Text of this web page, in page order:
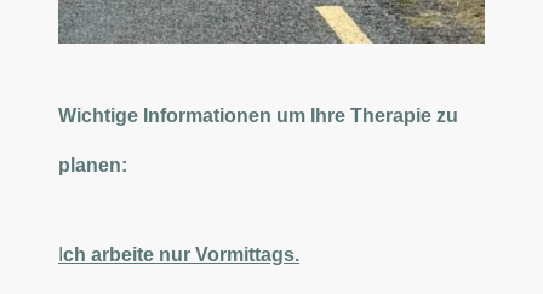
Wichtige Informationen um Ihre Therapie zu
planen:
ch arbeite nur Vormittags.